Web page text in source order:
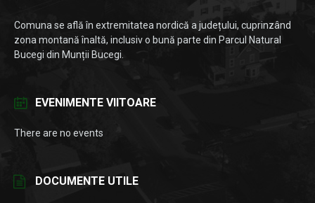
Comuna se află în extremitatea nordică a județului, cuprinzând
zona montană înaltă, inclusiv o bună parte din Parcul Natural
Bucegi din Munții Bucegi.
EVENIMENTE VIITOARE
There are no events
DOCUMENTE UTILE